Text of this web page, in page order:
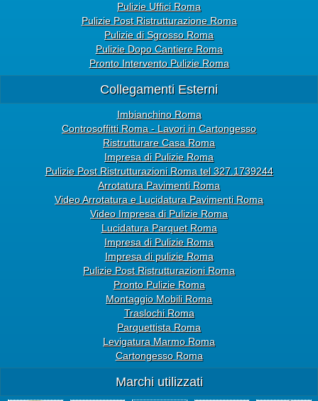
Pulizie Uffici Roma
Pulizie Post Ristrutturazione Roma
Pulizie di Sgrosso Roma
Pulizie Dopo Cantiere Roma
Pronto Intervento Pulizie Roma
Collegamenti Esterni
Imbianchino Roma
Controsoffitti Roma - Lavori in Cartongesso
Ristrutturare Casa Roma
Impresa di Pulizie Roma
Pulizie Post Ristrutturazioni Roma tel 327.1739244
Arrotatura Pavimenti Roma
Video Arrotatura e Lucidatura Pavimenti Roma
Video Impresa di Pulizie Roma
Lucidatura Parquet Roma
Impresa di Pulizie Roma
Impresa di pulizie Roma
Pulizie Post Ristrutturazioni Roma
Pronto Pulizie Roma
Montaggio Mobili Roma
Traslochi Roma
Parquettista Roma
Levigatura Marmo Roma
Cartongesso Roma
Marchi utilizzati